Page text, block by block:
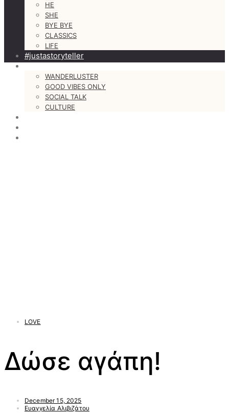
HE
SHE
BYE BYE
CLASSICS
LIFE
#justastoryteller
MORE
WANDERLUSTER
GOOD VIBES ONLY
SOCIAL TALK
CULTURE
LOVE
Δώσε αγάπη!
December 15, 2025
Ευαγγελία Αλιβιζάτου